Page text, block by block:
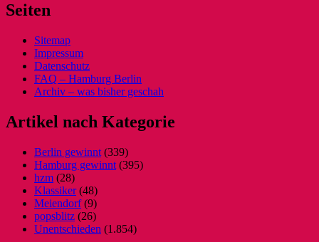
Seiten
Sitemap
Impressum
Datenschutz
FAQ – Hamburg Berlin
Archiv – was bisher geschah
Artikel nach Kategorie
Berlin gewinnt (339)
Hamburg gewinnt (395)
hzm (28)
Klassiker(48)
Meiendorf(9)
popsblitz (26)
Unentschieden (1.854)